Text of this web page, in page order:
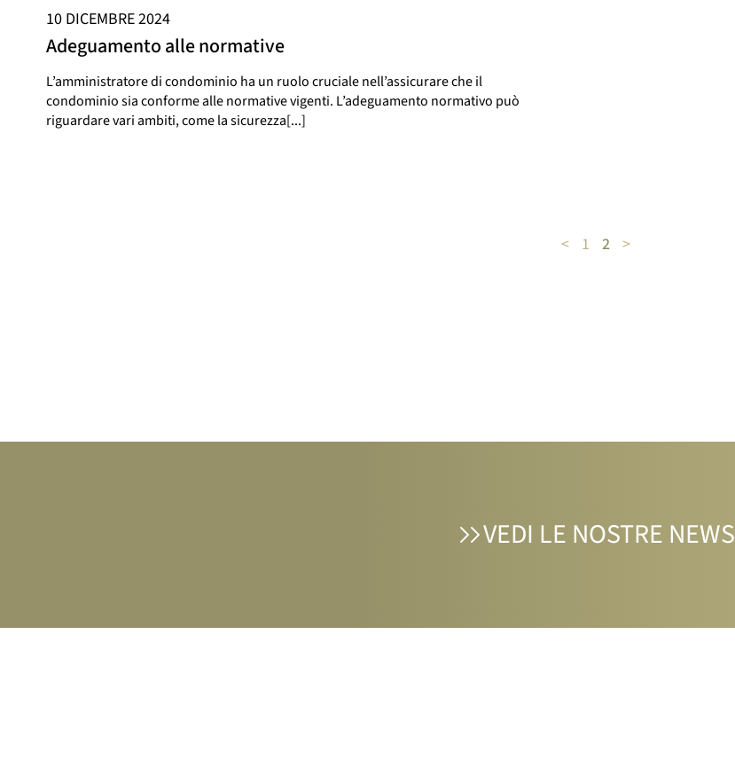
10 DICEMBRE 2024
Adeguamento alle normative
L’amministratore di condominio ha un ruolo cruciale nell’assicurare che il
condominio sia conforme alle normative vigenti. L’adeguamento normativo può
riguardare vari ambiti, come la sicurezza[...]
< 1 2 >
VEDI LE NOSTRE NEWS